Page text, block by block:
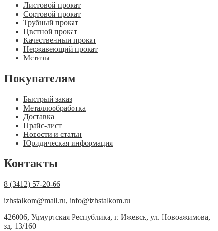
Листовой прокат
Сортовой прокат
Трубный прокат
Цветной прокат
Качественный прокат
Нержавеющий прокат
Метизы
Покупателям
Быстрый заказ
Металлообработка
Доставка
Прайс-лист
Новости и статьи
Юридическая информация
Контакты
8 (3412) 57-20-66
izhstalkom@mail.ru, info@izhstalkom.ru
426006, Удмуртская Республика, г. Ижевск, ул. Новоажимова,
зд. 13/160